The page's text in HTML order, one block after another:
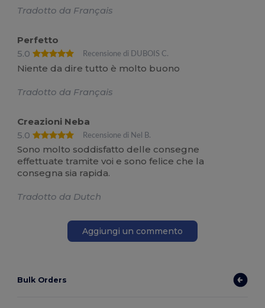
Tradotto da Français
Perfetto
5.0
Recensione di DUBOIS C.
Niente da dire tutto è molto buono
Tradotto da Français
Creazioni Neba
5.0
Recensione di Nel B.
Sono molto soddisfatto delle consegne
effettuate tramite voi e sono felice che la
consegna sia rapida.
Tradotto da Dutch
Aggiungi un commento
Bulk Orders